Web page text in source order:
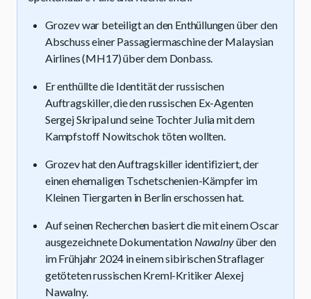
Grozev war beteiligt an den Enthüllungen über den
Abschuss einer Passagiermaschine der Malaysian
Airlines (MH17) über dem Donbass.
Er enthüllte die Identität der russischen
Auftragskiller, die den russischen Ex-Agenten
Sergej Skripal und seine Tochter Julia mit dem
Kampfstoff Nowitschok töten wollten.
Grozev hat den Auftragskiller identifiziert, der
einen ehemaligen Tschetschenien-Kämpfer im
Kleinen Tiergarten in Berlin erschossen hat.
Auf seinen Recherchen basiert die mit einem Oscar
ausgezeichnete Dokumentation Nawalnyüber den
im Frühjahr 2024 in einem sibirischen Straflager
getöteten russischen Kreml-Kritiker Alexej
Nawalny.